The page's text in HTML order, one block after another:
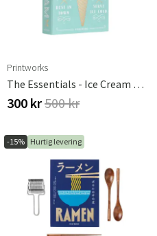
Printworks
The Essentials - Ice Cream Tools
300 kr500 kr
-15% Hurtig levering